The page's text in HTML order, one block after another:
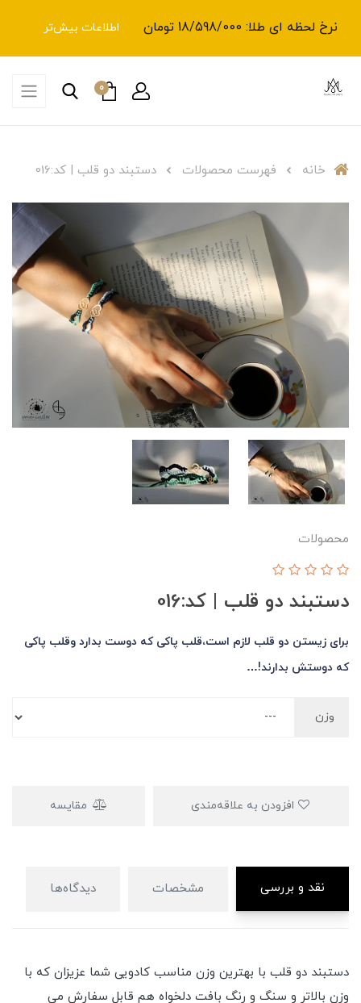
نرخ لحظه ای طلا: 18/598/000 تومان اطلاعات بیش‌تر
0
خانه فهرست محصولات دستبند دو قلب | کد:016
محصولات
دستبند دو قلب | کد:016
برای زیستن دو قلب لازم است،قلب پاکی که دوست بدارد وقلب پاکی
که دوستش بدارند!…
وزن
مقایسه
نقد و بررسی مشخصات دیدگاه‌ها
دستبند دو قلب با بهترین وزن مناسب کادویی شما عزیزان که با
وزن بالاتر و سنگ و رنگ بافت دلخواه هم قابل سفارش می